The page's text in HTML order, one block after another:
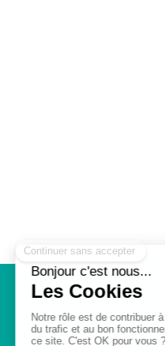
Aline Lary
2018.
à Jouy le